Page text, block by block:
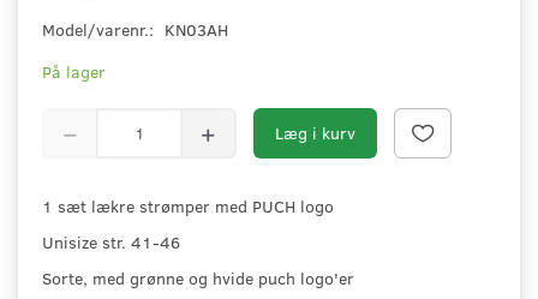
Model/varenr.: KN03AH
På lager
Læg i kurv
1 sæt lækre strømper med PUCH logo
Unisize str. 41-46
Sorte, med grønne og hvide puch logo'er